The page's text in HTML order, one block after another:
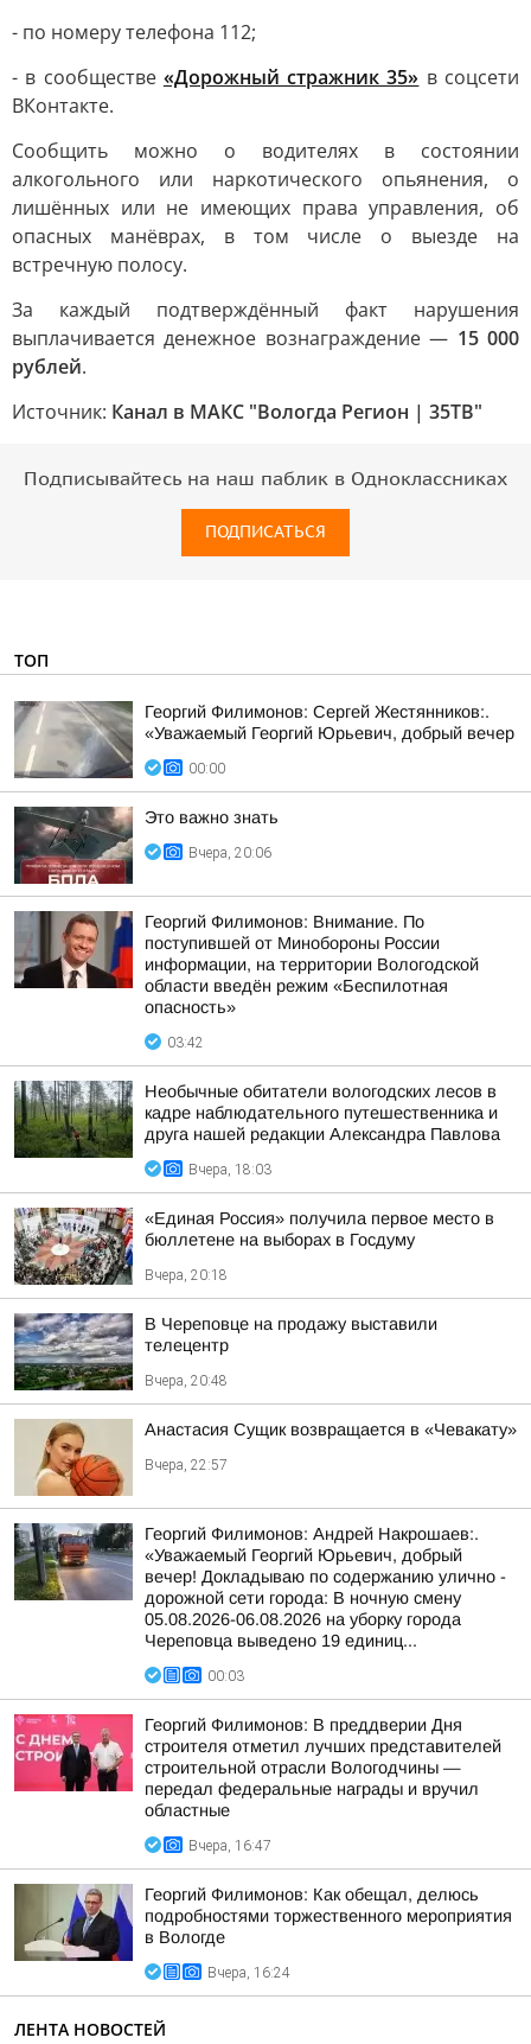
- по номеру телефона 112;
- в сообществе «Дорожный стражник 35» в соцсети
ВКонтакте.
Сообщить можно о водителях в состоянии
алкогольного или наркотического опьянения, о
лишённых или не имеющих права управления, об
опасных манёврах, в том числе о выезде на
встречную полосу.
За каждый подтверждённый факт нарушения
выплачивается денежное вознаграждение — 15 000
рублей.
Источник: Канал в МАКС "Вологда Регион | 35ТВ"
Подписывайтесь на наш паблик в Одноклассниках
ПОДПИСАТЬСЯ
ТОП
Георгий Филимонов: Сергей Жестянников:.
«Уважаемый Георгий Юрьевич, добрый вечер
00:00
Это важно знать
Вчера, 20:06
Георгий Филимонов: Внимание. По
поступившей от Минобороны России
информации, на территории Вологодской
области введён режим «Беспилотная
опасность»
03:42
Необычные обитатели вологодских лесов в
кадре наблюдательного путешественника и
друга нашей редакции Александра Павлова
Вчера, 18:03
«Единая Россия» получила первое место в
бюллетене на выборах в Госдуму
Вчера, 20:18
В Череповце на продажу выставили
телецентр
Вчера, 20:48
Анастасия Сущик возвращается в «Чевакату»
Вчера, 22:57
Георгий Филимонов: Андрей Накрошаев:.
«Уважаемый Георгий Юрьевич, добрый
вечер! Докладываю по содержанию улично -
дорожной сети города: В ночную смену
05.08.2026-06.08.2026 на уборку города
Череповца выведено 19 единиц...
00:03
Георгий Филимонов: В преддверии Дня
строителя отметил лучших представителей
строительной отрасли Вологодчины —
передал федеральные награды и вручил
областные
Вчера, 16:47
Георгий Филимонов: Как обещал, делюсь
подробностями торжественного мероприятия
в Вологде
Вчера, 16:24
ЛЕНТА НОВОСТЕЙ